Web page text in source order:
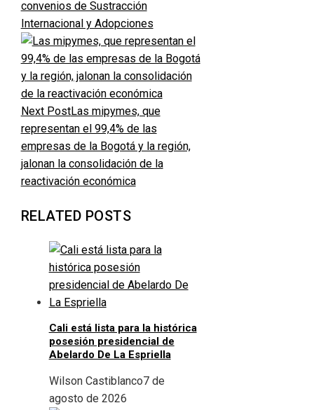
convenios de Sustracción
Internacional y Adopciones
Next PostLas mipymes, que
representan el 99,4% de las
empresas de la Bogotá y la región,
jalonan la consolidación de la
reactivación económica
RELATED POSTS
Cali está lista para la histórica
posesión presidencial de
Abelardo De La Espriella
Wilson Castiblanco7 de
agosto de 2026